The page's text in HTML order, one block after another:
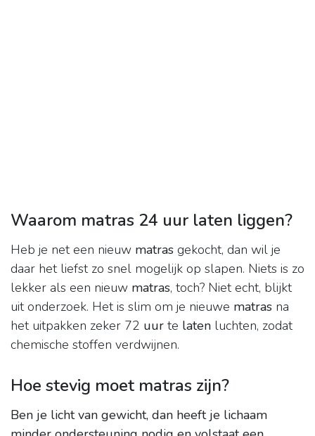
Waarom matras 24 uur laten liggen?
Heb je net een nieuw matras gekocht, dan wil je
daar het liefst zo snel mogelijk op slapen. Niets is zo
lekker als een nieuw matras, toch? Niet echt, blijkt
uit onderzoek. Het is slim om je nieuwe matras na
het uitpakken zeker 72 uur te laten luchten, zodat
chemische stoffen verdwijnen.
Hoe stevig moet matras zijn?
Ben je licht van gewicht, dan heeft je lichaam